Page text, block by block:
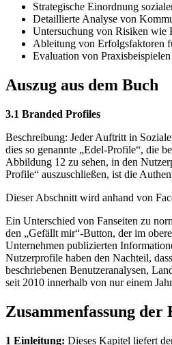
Strategische Einordnung
Detaillierte Analyse von
Untersuchung von Risiken wie
Ableitung von Erfolgsfaktoren
Evaluation von
Auszug aus dem Buch
3.1 Branded Profiles
Beschreibung: Jeder Auftritt in
dies so genannte „Edel-Profile“, die
Abbildung 12 zu sehen, in den
Profile“ auszuschließen, ist die
Dieser Abschnitt wird anhand von
Ein Unterschied von Fanseiten zu
den „Gefällt mir“-Button, der im
Unternehmen publizierten
Nutzerprofile haben den Nachteil,
beschriebenen Benutzeranalysen,
seit 2010 innerhalb von nur einem
Zusammenfassung der
1 Einleitung: Dieses Kapitel liefert